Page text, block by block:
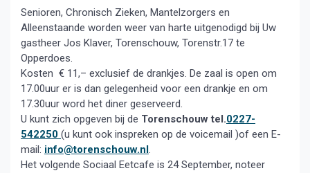
Senioren, Chronisch Zieken, Mantelzorgers en
Alleenstaande worden weer van harte uitgenodigd bij Uw
gastheer Jos Klaver, Torenschouw, Torenstr.17 te
Opperdoes.
Kosten € 11,– exclusief de drankjes. De zaal is open om
17.00uur er is dan gelegenheid voor een drankje en om
17.30uur word het diner geserveerd.
U kunt zich opgeven bij de Torenschouw tel.0227-
542250 (u kunt ook inspreken op de voicemail )of een E-
mail: info@torenschouw.nl.
Het volgende Sociaal Eetcafe is 24 September, noteer